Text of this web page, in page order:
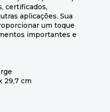
certificados,
aplicações. Sua
um toque
importantes e
29,7 cm